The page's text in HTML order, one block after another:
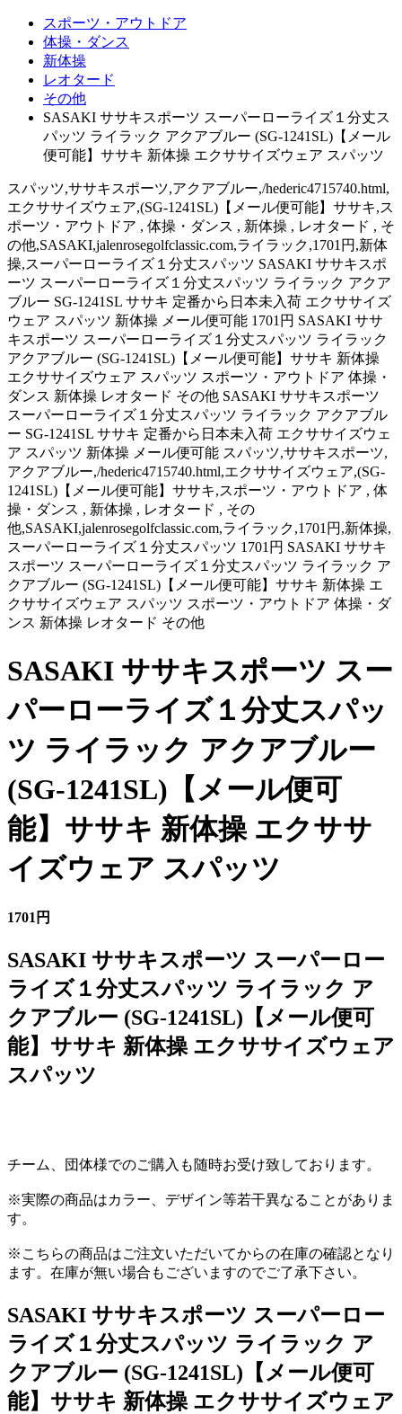
スポーツ・アウトドア
体操・ダンス
新体操
レオタード
その他
SASAKI ササキスポーツ スーパーローライズ１分丈ス
パッツ ライラック アクアブルー (SG-1241SL)【メール
便可能】ササキ 新体操 エクササイズウェア スパッツ
スパッツ,ササキスポーツ,アクアブルー,/hederic4715740.html,
エクササイズウェア,(SG-1241SL)【メール便可能】ササキ,ス
ポーツ・アウトドア , 体操・ダンス , 新体操 , レオタード , そ
の他,SASAKI,jalenrosegolfclassic.com,ライラック,1701円,新体
操,スーパーローライズ１分丈スパッツ SASAKI ササキスポ
ーツ スーパーローライズ１分丈スパッツ ライラック アクア
ブルー SG-1241SL ササキ 定番から日本未入荷 エクササイズ
ウェア スパッツ 新体操 メール便可能 1701円 SASAKI ササ
キスポーツ スーパーローライズ１分丈スパッツ ライラック
アクアブルー (SG-1241SL)【メール便可能】ササキ 新体操
エクササイズウェア スパッツ スポーツ・アウトドア 体操・
ダンス 新体操 レオタード その他 SASAKI ササキスポーツ
スーパーローライズ１分丈スパッツ ライラック アクアブル
ー SG-1241SL ササキ 定番から日本未入荷 エクササイズウェ
ア スパッツ 新体操 メール便可能 スパッツ,ササキスポーツ,
アクアブルー,/hederic4715740.html,エクササイズウェア,(SG-
1241SL)【メール便可能】ササキ,スポーツ・アウトドア , 体
操・ダンス , 新体操 , レオタード , その
他,SASAKI,jalenrosegolfclassic.com,ライラック,1701円,新体操,
スーパーローライズ１分丈スパッツ 1701円 SASAKI ササキ
スポーツ スーパーローライズ１分丈スパッツ ライラック ア
クアブルー (SG-1241SL)【メール便可能】ササキ 新体操 エ
クササイズウェア スパッツ スポーツ・アウトドア 体操・ダ
ンス 新体操 レオタード その他
SASAKI ササキスポーツ スー
パーローライズ１分丈スパッ
ツ ライラック アクアブルー
(SG-1241SL)【メール便可
能】ササキ 新体操 エクササ
イズウェア スパッツ
1701円
SASAKI ササキスポーツ スーパーロー
ライズ１分丈スパッツ ライラック ア
クアブルー (SG-1241SL)【メール便可
能】ササキ 新体操 エクササイズウェア
スパッツ
チーム、団体様でのご購入も随時お受け致しております。
※実際の商品はカラー、デザイン等若干異なることがありま
す。
※こちらの商品はご注文いただいてからの在庫の確認となり
ます。在庫が無い場合もございますのでご了承下さい。
SASAKI ササキスポーツ スーパーロー
ライズ１分丈スパッツ ライラック ア
クアブルー (SG-1241SL)【メール便可
能】ササキ 新体操 エクササイズウェア